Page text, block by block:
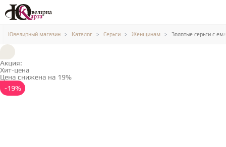
Ювелирный магазин Каталог Серьги Женщинам Золотые серьги с
Акция:
Хит-цена
Цена снижена на 19%
-19%